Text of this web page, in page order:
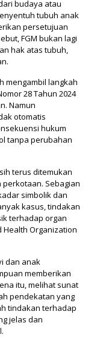
budaya atau
tubuh anak
persetujuan
FGM bukan lagi
hak atas tubuh,
mengambil langkah
28 Tahun 2024
Namun
otomatis
hukum
tanpa perubahan
terus ditemukan
Sebagian
simbolik dan
kasus, tindakan
terhadap organ
Health Organization
dan anak
memberikan
itu, melihat sunat
pendekatan yang
tindakan terhadap
jelas dan